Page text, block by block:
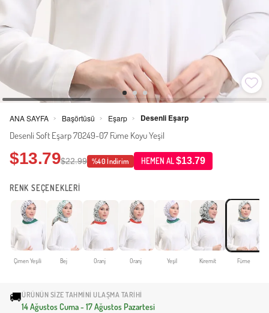
ANA SAYFA > Başörtüsü > Eşarp > Desenli Eşarp
Desenli Soft Eşarp 70249-07 Füme Koyu Yeşil
$13.79$22.99 %40 İndirim HEMEN AL$13.79
RENK SEÇENEKLERİ
Çimen Yeşili Bej Oranj Oranj Yeşil Kiremit Füme
🚚ÜRÜNÜN SIZE TAHMINI ULAŞMA TARIHI
14 Ağustos Cuma - 17 Ağustos Pazartesi